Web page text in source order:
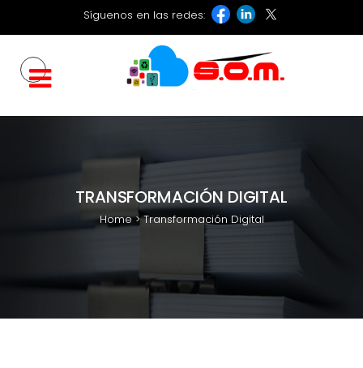
Síguenos en las redes:
TRANSFORMACIÓN DIGITAL
Home>Transformación Digital